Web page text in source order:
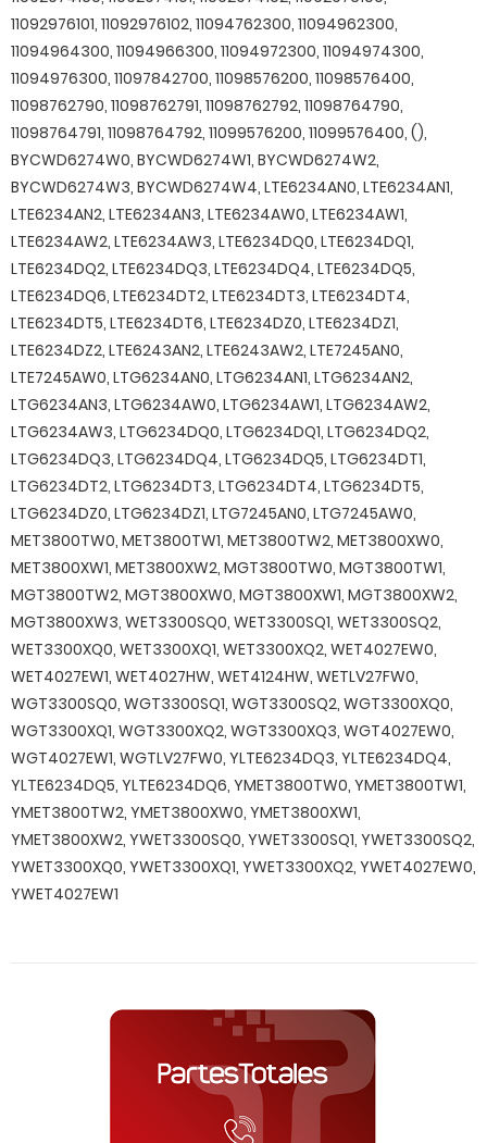
11092976101, 11092976102, 11094762300, 11094962300,
11094964300, 11094966300, 11094972300, 11094974300,
11094976300, 11097842700, 11098576200, 11098576400,
11098762790, 11098762791, 11098762792, 11098764790,
11098764791, 11098764792, 11099576200, 11099576400, (),
BYCWD6274W0, BYCWD6274W1, BYCWD6274W2,
BYCWD6274W3, BYCWD6274W4, LTE6234AN0, LTE6234AN1,
LTE6234AN2, LTE6234AN3, LTE6234AW0, LTE6234AW1,
LTE6234AW2, LTE6234AW3, LTE6234DQ0, LTE6234DQ1,
LTE6234DQ2, LTE6234DQ3, LTE6234DQ4, LTE6234DQ5,
LTE6234DQ6, LTE6234DT2, LTE6234DT3, LTE6234DT4,
LTE6234DT5, LTE6234DT6, LTE6234DZ0, LTE6234DZ1,
LTE6234DZ2, LTE6243AN2, LTE6243AW2, LTE7245AN0,
LTE7245AW0, LTG6234AN0, LTG6234AN1, LTG6234AN2,
LTG6234AN3, LTG6234AW0, LTG6234AW1, LTG6234AW2,
LTG6234AW3, LTG6234DQ0, LTG6234DQ1, LTG6234DQ2,
LTG6234DQ3, LTG6234DQ4, LTG6234DQ5, LTG6234DT1,
LTG6234DT2, LTG6234DT3, LTG6234DT4, LTG6234DT5,
LTG6234DZ0, LTG6234DZ1, LTG7245AN0, LTG7245AW0,
MET3800TW0, MET3800TW1, MET3800TW2, MET3800XW0,
MET3800XW1, MET3800XW2, MGT3800TW0, MGT3800TW1,
MGT3800TW2, MGT3800XW0, MGT3800XW1, MGT3800XW2,
MGT3800XW3, WET3300SQ0, WET3300SQ1, WET3300SQ2,
WET3300XQ0, WET3300XQ1, WET3300XQ2, WET4027EW0,
WET4027EW1, WET4027HW, WET4124HW, WETLV27FW0,
WGT3300SQ0, WGT3300SQ1, WGT3300SQ2, WGT3300XQ0,
WGT3300XQ1, WGT3300XQ2, WGT3300XQ3, WGT4027EW0,
WGT4027EW1, WGTLV27FW0, YLTE6234DQ3, YLTE6234DQ4,
YLTE6234DQ5, YLTE6234DQ6, YMET3800TW0, YMET3800TW1,
YMET3800TW2, YMET3800XW0, YMET3800XW1,
YMET3800XW2, YWET3300SQ0, YWET3300SQ1, YWET3300SQ2,
YWET3300XQ0, YWET3300XQ1, YWET3300XQ2, YWET4027EW0,
YWET4027EW1